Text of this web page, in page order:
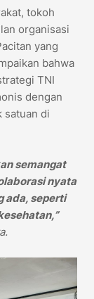
tokoh
organisasi
yang
bahwa
TNI
dengan
satuan di
semangat
nyata
ada, seperti